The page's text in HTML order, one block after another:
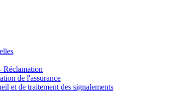
Réclamation
de l'assurance
et de traitement des signalements